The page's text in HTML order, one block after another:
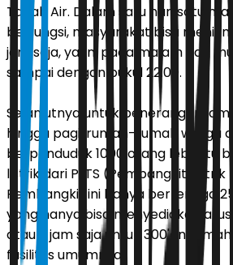
Tanah Air. Dalam satu hari satu
berfungsi, masyarakat bisa
jam saja, yakni pada malam hari
sampai dengan pukul 22.00.
Selanjutnya untuk penerangan
hingga pagi, rumah-rumah warga
berpenduduk 1000 orang lebih itu
listrik dari PLTS (Pembangkit Listrik
Pembangkit ini banya bertenaga
yang hanya bisa menyediakan
atau 3 jam saja untuk 300'an rumah
fasilitas umumnya.